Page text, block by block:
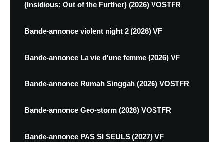
(Insidious: Out of the Further) (2026) VOSTFR
Bande-annonce violent night 2 (2026) VF
Bande-annonce La vie d'une femme (2026) VF
Bande-annonce Rumah Singgah (2026) VOSTFR
Bande-annonce Geo-storm (2026) VOSTFR
Bande-annonce PAS SI SEULS (2027) VF